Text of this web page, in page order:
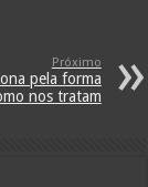
Próximo
pela forma
nos tratam